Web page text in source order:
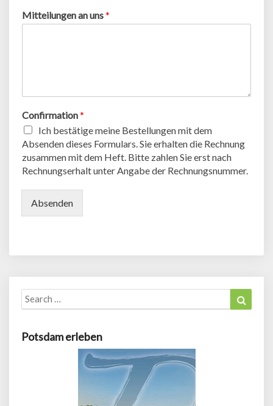
Mitteilungen an uns*
Confirmation*
Ich bestätige meine Bestellungen mit dem
Absenden dieses Formulars. Sie erhalten die Rechnung
zusammen mit dem Heft. Bitte zahlen Sie erst nach
Rechnungserhalt unter Angabe der Rechnungsnummer.
Absenden
Search
for:
Potsdam erleben